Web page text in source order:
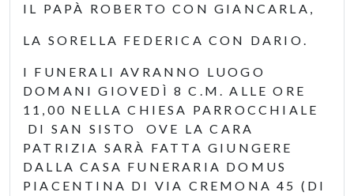
IL PAPÀ ROBERTO CON GIANCARLA,
LA SORELLA FEDERICA CON DARIO.
I FUNERALI AVRANNO LUOGO
DOMANI GIOVEDÌ 8 C.M. ALLE ORE
11,00 NELLA CHIESA PARROCCHIALE
DI SAN SISTO OVE LA CARA
PATRIZIA SARÀ FATTA GIUNGERE
DALLA CASA FUNERARIA DOMUS
PIACENTINA DI VIA CREMONA 45 (DI